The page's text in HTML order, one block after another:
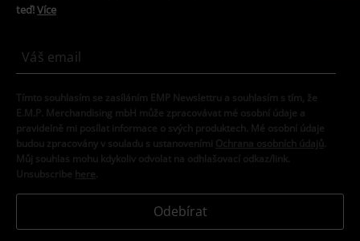
teď!Více
Tímto souhlasím se zasíláním EMP Newslettru a souhlasím s tím, že
E.M.P. Merchandising mbH může zpracovávat mé osobní údaje a
pravidelně mi posílat informace o svých produktech. Mé osobní údaje
budou zpracovány v souladu s ustanoveními Ochrana osobních údajů
Můj souhlas mohu kdykoliv odvolat na odhlašovací odkaz/link.
Unsubscribe here
Odebírat